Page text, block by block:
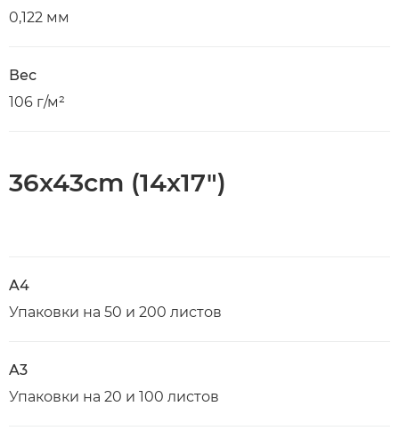
0,122 мм
Вес
106 г/м²
36x43cm (14x17")
A4
Упаковки на 50 и 200 листов
A3
Упаковки на 20 и 100 листов